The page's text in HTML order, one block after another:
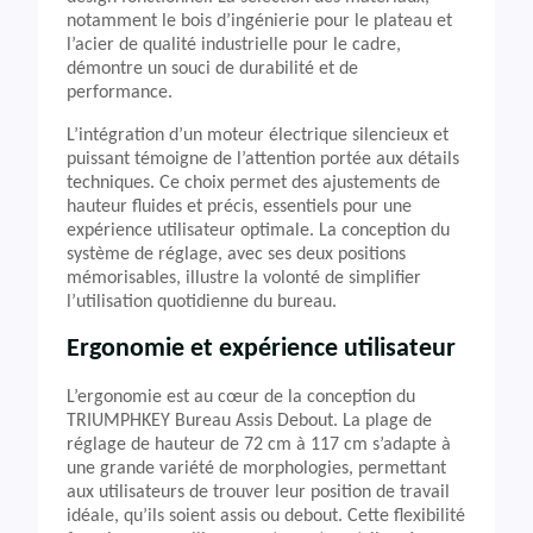
notamment le bois d’ingénierie pour le plateau et
l’acier de qualité industrielle pour le cadre,
démontre un souci de durabilité et de
performance.
L’intégration d’un moteur électrique silencieux et
puissant témoigne de l’attention portée aux détails
techniques. Ce choix permet des ajustements de
hauteur fluides et précis, essentiels pour une
expérience utilisateur optimale. La conception du
système de réglage, avec ses deux positions
mémorisables, illustre la volonté de simplifier
l’utilisation quotidienne du bureau.
Ergonomie et expérience utilisateur
L’ergonomie est au cœur de la conception du
TRIUMPHKEY Bureau Assis Debout. La plage de
réglage de hauteur de 72 cm à 117 cm s’adapte à
une grande variété de morphologies, permettant
aux utilisateurs de trouver leur position de travail
idéale, qu’ils soient assis ou debout. Cette flexibilité